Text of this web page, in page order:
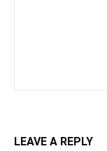
LEAVE A REPLY